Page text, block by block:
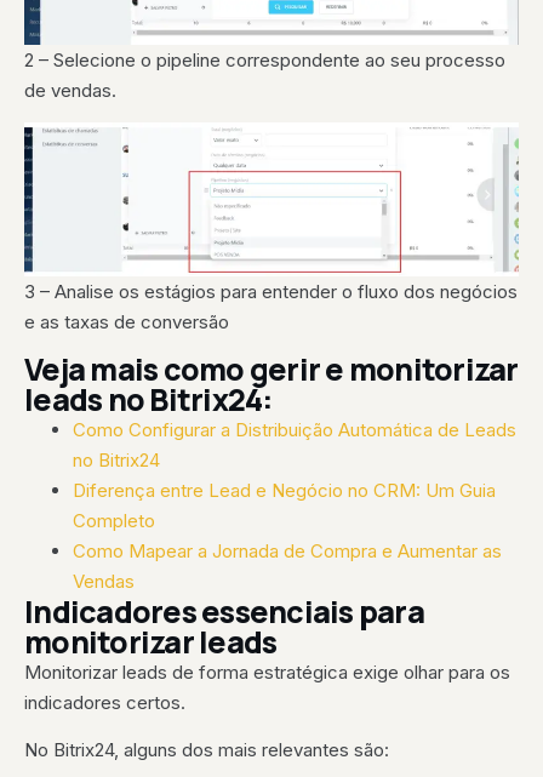
2 – Selecione o pipeline correspondente ao seu processo
de vendas.
3 – Analise os estágios para entender o fluxo dos negócios
e as taxas de conversão
Veja mais como gerir e monitorizar
leads no Bitrix24:
Como Configurar a Distribuição Automática de Leads
no Bitrix24
Diferença entre Lead e Negócio no CRM: Um Guia
Completo
Como Mapear a Jornada de Compra e Aumentar as
Vendas
Indicadores essenciais para
monitorizar leads
Monitorizar leads de forma estratégica exige olhar para os
indicadores certos.
No Bitrix24, alguns dos mais relevantes são: